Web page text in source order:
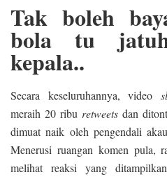
Tak boleh
bola tu
kepala..
Secara keseluruhannya, video
meraih 20 ribu retweetsdan
dimuat naik oleh pengendali
Menerusi ruangan komen pula,
melihat reaksi yang